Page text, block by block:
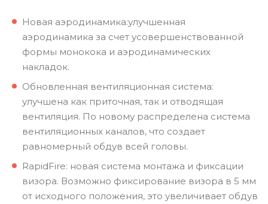
Новая аэродинамика:улучшенная
аэродинамика за счет усовершенствованной
формы монокока и аэродинамических
накладок.
Обновленная вентиляционная система:
улучшена как приточная, так и отводящая
вентиляция. По новому распределена система
вентиляционных каналов, что создает
равномерный обдув всей головы.
RapidFire: новая система монтажа и фиксации
визора. Возможно фиксирование визора в 5 мм
от исходного положения, это увеличивает обдув